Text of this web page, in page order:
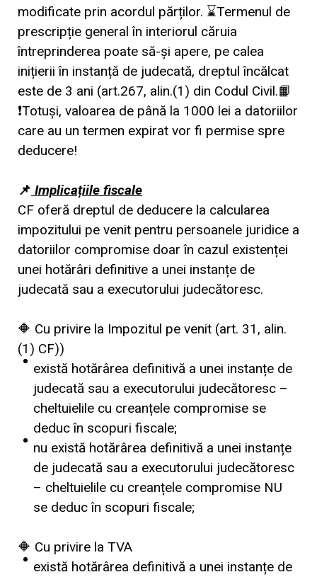
modificate prin acordul părților. ⌛Termenul de
prescripție general în interiorul căruia
întreprinderea poate să-și apere, pe calea
inițierii în instanță de judecată, dreptul încălcat
este de 3 ani (art.267, alin.(1) din Codul Civil.📙
❗Totuși, valoarea de până la 1000 lei a datoriilor
care au un termen expirat vor fi permise spre
deducere!
📌 Implicațiile fiscale
CF oferă dreptul de deducere la calcularea
impozitului pe venit pentru persoanele juridice a
datoriilor compromise doar în cazul existenței
unei hotărâri definitive a unei instanțe de
judecată sau a executorului judecătoresc.
🔶 Cu privire la Impozitul pe venit (art. 31, alin.
(1) CF))
există hotărârea definitivă a unei instanțe de
judecată sau a executorului judecătoresc –
cheltuielile cu creanțele compromise se
deduc în scopuri fiscale;
nu există hotărârea definitivă a unei instanțe
de judecată sau a executorului judecătoresc
– cheltuielile cu creanțele compromise NU
se deduc în scopuri fiscale;
🔶 Cu privire la TVA
există hotărârea definitivă a unei instanțe de